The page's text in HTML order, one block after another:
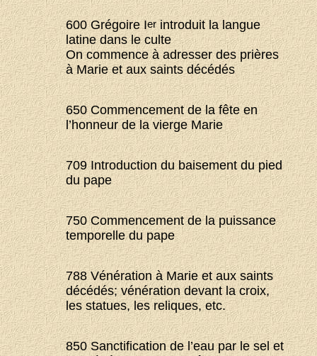
600 Grégoire Ierintroduit la langue
latine dans le culte
On commence à adresser des prières
à Marie et aux saints décédés
650 Commencement de la fête en
l’honneur de la vierge Marie
709 Introduction du baisement du pied
du pape
750 Commencement de la puissance
temporelle du pape
788 Vénération à Marie et aux saints
décédés; vénération devant la croix,
les statues, les reliques, etc.
850 Sanctification de l’eau par le sel et